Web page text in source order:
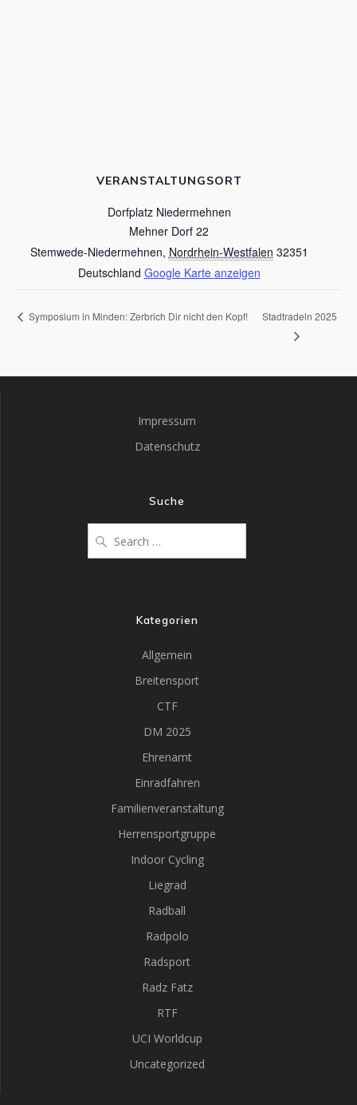
VERANSTALTUNGSORT
Dorfplatz Niedermehnen
Mehner Dorf 22
Stemwede-Niedermehnen, Nordrhein-Westfalen 32351
Deutschland Google Karte anzeigen
Symposium in Minden: Zerbrich Dir nicht den Kopf! Stadtradeln 2025
Impressum
Datenschutz
Suche
Kategorien
Allgemein
Breitensport
CTF
DM 2025
Ehrenamt
Einradfahren
Familienveranstaltung
Herrensportgruppe
Indoor Cycling
Liegrad
Radball
Radpolo
Radsport
Radz Fatz
RTF
UCI Worldcup
Uncategorized